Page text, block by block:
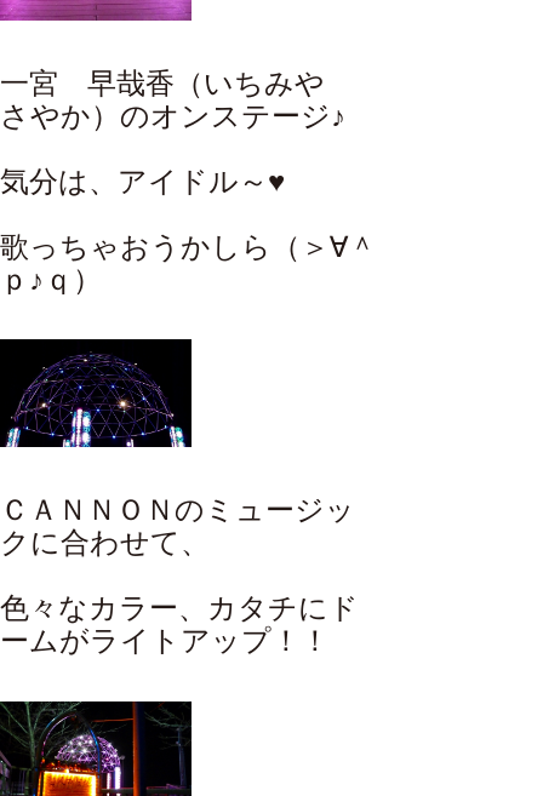
一宮 早哉香（いちみや
さやか） のオンステージ♪
気分は、アイドル～♥
歌っちゃおうかしら（＞∀＾
ｐ♪ｑ）
ＣＡＮＮＯＮのミュージッ
クに合わせて、
色々なカラー、カタチにド
ームがライトアップ！！